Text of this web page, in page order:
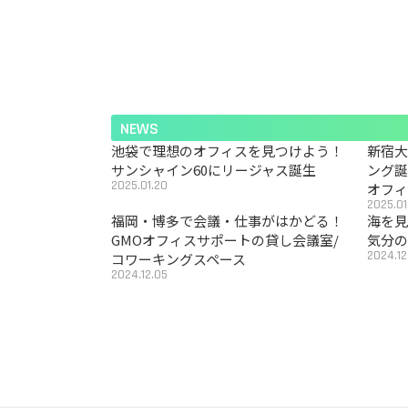
NEWS
池袋で理想のオフィスを見つけよう！
サンシャイン60にリージャス誕生
2025.01.20
新宿
ング
オフ
福岡・博多で会議・仕事がはかどる！
GMOオフィスサポートの貸し会議室/
コワーキングスペース
2024.12.05
海を
気分